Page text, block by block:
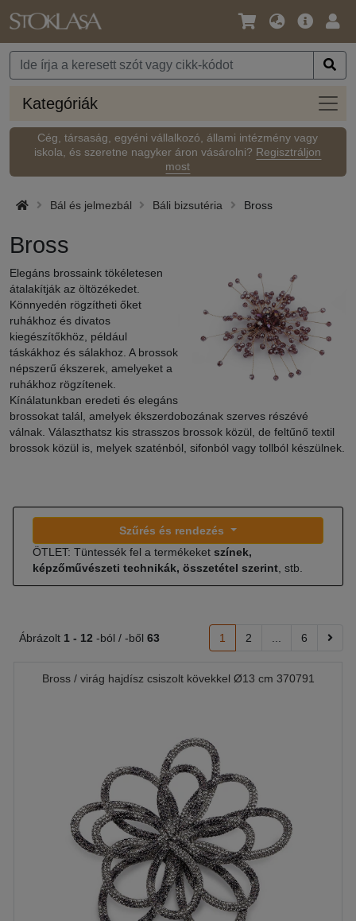
Nyelv
Pénznem
Fő
Kategóriák
Cég, társaság, egyéni vállalkozó, állami intézmény vagy
iskola, és szeretne nagyker áron vásárolni? Regisztráljon
most
Bál és jelmezbál Báli bizsutéria Bross
Bross
Elegáns brossaink tökéletesen
átalakítják az öltözékedet.
Könnyedén rögzítheti őket
ruhákhoz és divatos
kiegészítőkhöz, például
táskákhoz és sálakhoz. A brossok
népszerű ékszerek, amelyeket a
ruhákhoz rögzítenek.
Kínálatunkban eredeti és elegáns
brossokat talál, amelyek ékszerdobozának szerves részévé
válnak. Választhatsz kis strasszos brossok közül, de feltűnő textil
brossok közül is, melyek szaténból, sifonból vagy tollból készülnek.
Szűrés és rendezés
ÖTLET: Tüntessék fel a termékeket színek,
képzőművészeti technikák, összetétel szerint , stb.
Ábrázolt 1 - 12 -ból / -ből 63 1 2 6
Bross / virág hajdísz csiszolt kövekkel Ø13 cm 370791